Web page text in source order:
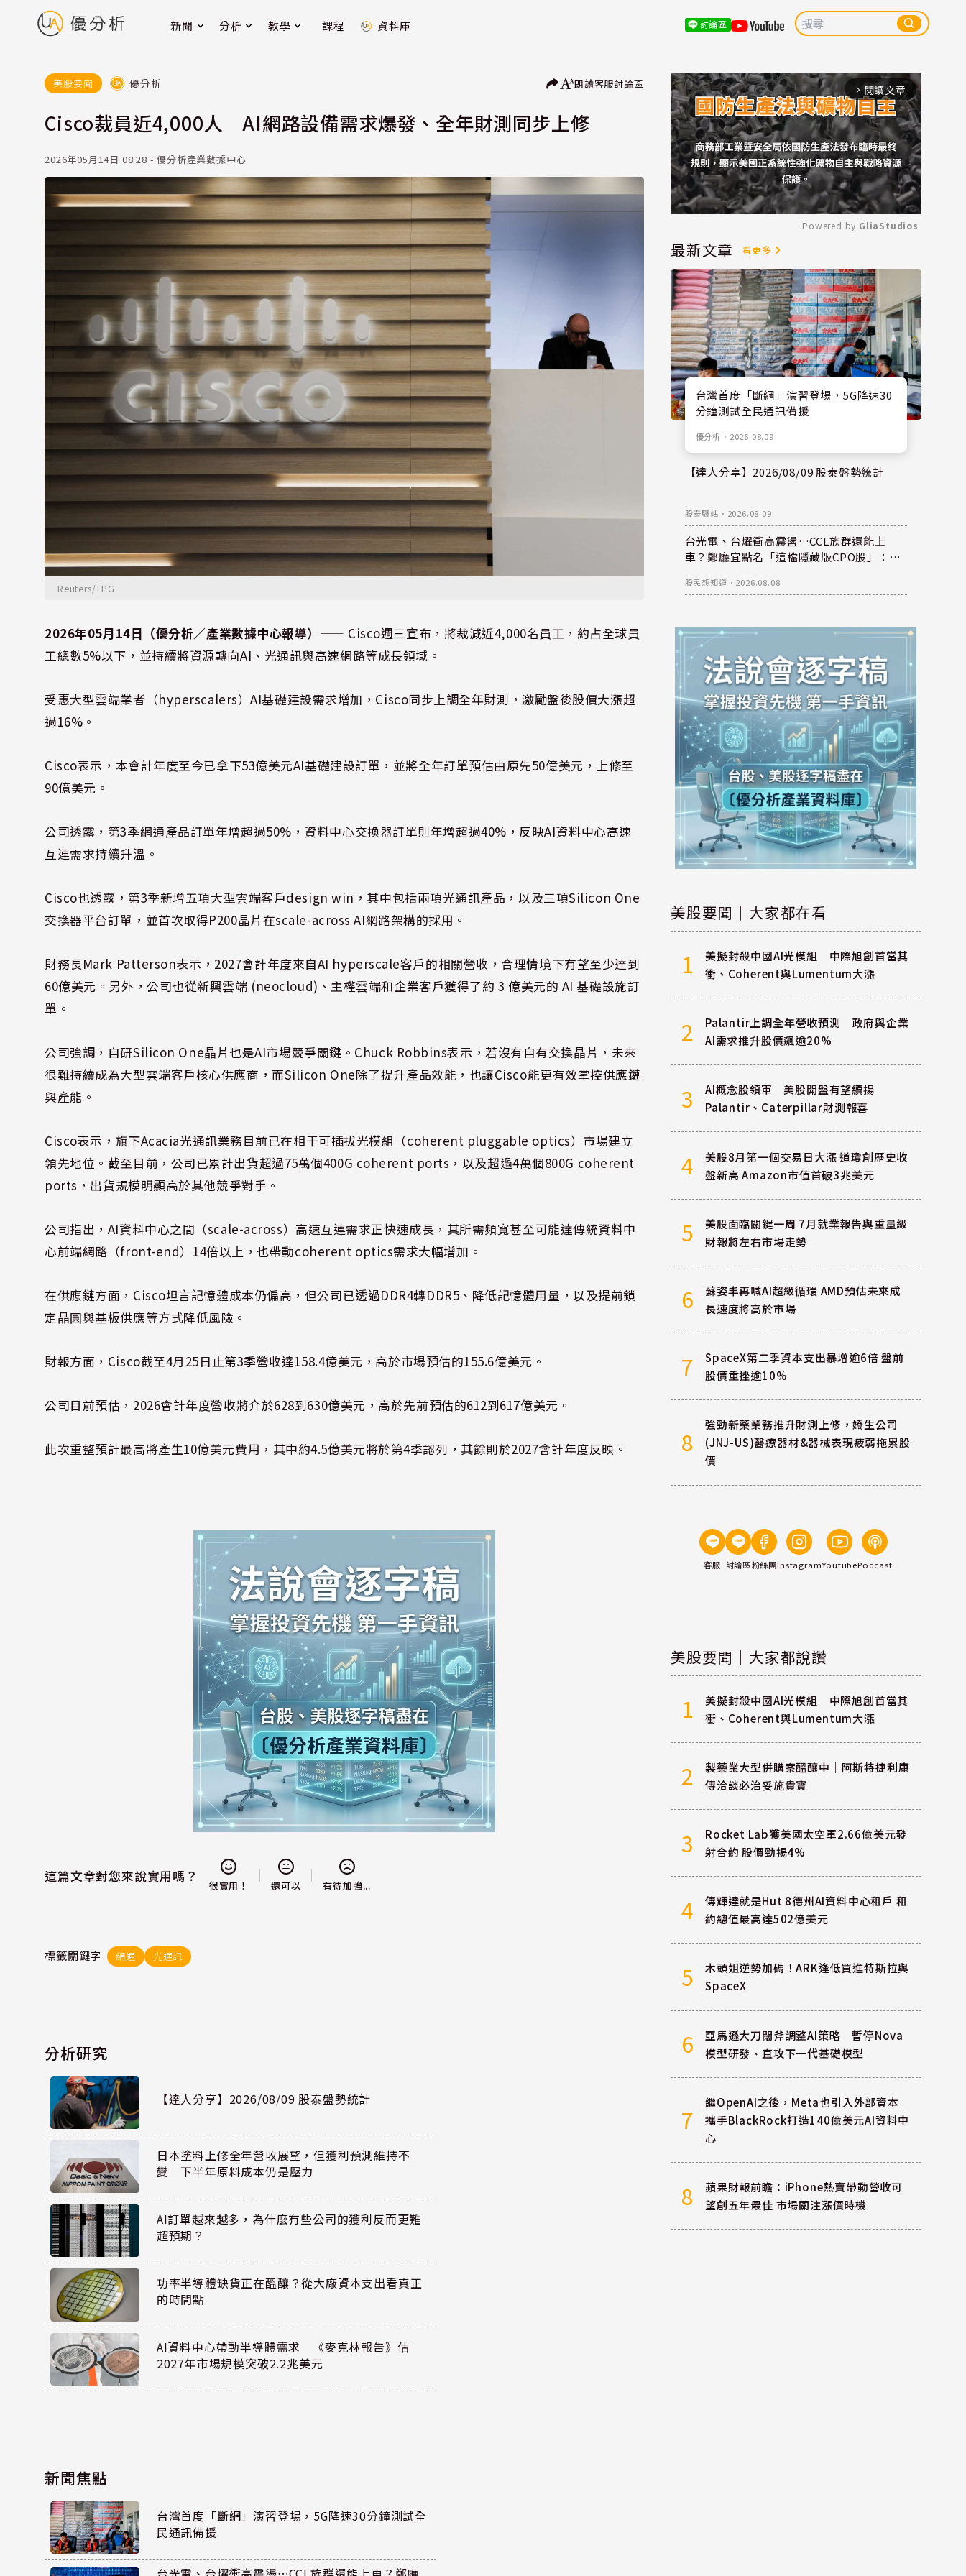
新聞 分析 教學 課程 資料庫 討論區
美股要聞 優分析 朗讀客服討論區
Cisco裁員近4,000人 AI網路設備需求爆發、全年財測同步上修
2026年05月14日 08:28 - 優分析產業數據中心
Reuters/TPG
2026年05月14日（優分析／產業數據中心報導） ⸺ Cisco週三宣布，將裁減近4,000名員工，約占全球員
工總數5%以下，並持續將資源轉向AI、光通訊與高速網路等成長領域。
受惠大型雲端業者（hyperscalers）AI基礎建設需求增加，Cisco同步上調全年財測，激勵盤後股價大漲超
過16%。
Cisco表示，本會計年度至今已拿下53億美元AI基礎建設訂單，並將全年訂單預估由原先50億美元，上修至
90億美元。
公司透露，第3季網通產品訂單年增超過50%，資料中心交換器訂單則年增超過40%，反映AI資料中心高速
互連需求持續升溫。
Cisco也透露，第3季新增五項大型雲端客戶design win，其中包括兩項光通訊產品，以及三項Silicon One
交換器平台訂單，並首次取得P200晶片在scale-across AI網路架構的採用。
財務長Mark Patterson表示，2027會計年度來自AI hyperscale客戶的相關營收，合理情境下有望至少達到
60億美元。另外，公司也從新興雲端 (neocloud)、主權雲端和企業客戶獲得了約 3 億美元的 AI 基礎設施訂
單。
公司強調，自研Silicon One晶片也是AI市場競爭關鍵。Chuck Robbins表示，若沒有自有交換晶片，未來
很難持續成為大型雲端客戶核心供應商，而Silicon One除了提升產品效能，也讓Cisco能更有效掌控供應鏈
與產能。
Cisco表示，旗下Acacia光通訊業務目前已在相干可插拔光模組（coherent pluggable optics）市場建立
領先地位。截至目前，公司已累計出貨超過75萬個400G coherent ports，以及超過4萬個800G coherent
ports，出貨規模明顯高於其他競爭對手。
公司指出，AI資料中心之間（scale-across）高速互連需求正快速成長，其所需頻寬甚至可能達傳統資料中
心前端網路（front-end）14倍以上，也帶動coherent optics需求大幅增加。
在供應鏈方面，Cisco坦言記憶體成本仍偏高，但公司已透過DDR4轉DDR5、降低記憶體用量，以及提前鎖
定晶圓與基板供應等方式降低風險。
財報方面，Cisco截至4月25日止第3季營收達158.4億美元，高於市場預估的155.6億美元。
公司目前預估，2026會計年度營收將介於628到630億美元，高於先前預估的612到617億美元。
此次重整預計最高將產生10億美元費用，其中約4.5億美元將於第4季認列，其餘則於2027會計年度反映。
這篇文章對您來說實用嗎？
很實用！ 還可以 有待加強...
標籤關鍵字 網通 光通訊
分析研究
【達人分享】2026/08/09 股泰盤勢統計
日本塗料上修全年營收展望，但獲利預測維持不
變 下半年原料成本仍是壓力
AI訂單越來越多，為什麼有些公司的獲利反而更難
超預期？
功率半導體缺貨正在醞釀？從大廠資本支出看真正
的時間點
AI資料中心帶動半導體需求 《麥克林報告》估
2027年市場規模突破2.2兆美元
新聞焦點
台灣首度「斷網」演習登場，5G降速30分鐘測試全
民通訊備援
arrow_forward_ios 閱讀文章
Mute
Powered by GliaStudios
最新文章 看更多
台灣首度「斷網」演習登場，5G降速30
分鐘測試全民通訊備援
優分析 ． 2026.08.09
【達人分享】2026/08/09 股泰盤勢統計
股泰驛站 ． 2026.08.09
台光電、台燿衝高震盪…CCL族群還能上
車？鄭廳宜點名「這檔隱藏版CPO股」：每
股民想知道 ． 2026.08.08
美股要聞｜大家都在看
1
美擬封殺中國AI光模組 中際旭創首當其
衝、Coherent與Lumentum大漲
2
Palantir上調全年營收預測 政府與企業
AI需求推升股價飆逾20%
3
AI概念股領軍 美股開盤有望續揚
Palantir、Caterpillar財測報喜
4
美股8月第一個交易日大漲 道瓊創歷史收
盤新高 Amazon市值首破3兆美元
5
美股面臨關鍵一周 7月就業報告與重量級
財報將左右市場走勢
6
蘇姿丰再喊AI超級循環 AMD預估未來成
長速度將高於市場
7
SpaceX第二季資本支出暴增逾6倍 盤前
股價重挫逾10%
8
強勁新藥業務推升財測上修，嬌生公司
(JNJ-US)醫療器材&器械表現疲弱拖累股
價
客服 討論區粉絲團InstagramYoutubePodcast
美股要聞｜大家都說讚
1
美擬封殺中國AI光模組 中際旭創首當其
衝、Coherent與Lumentum大漲
2
製藥業大型併購案醞釀中｜阿斯特捷利康
傳洽談必治妥施貴寶
3
Rocket Lab獲美國太空軍2.66億美元發
射合約 股價勁揚4%
4
傳輝達就是Hut 8德州AI資料中心租戶 租
約總值最高達502億美元
5
木頭姐逆勢加碼！ARK逢低買進特斯拉與
SpaceX
6
亞馬遜大刀闊斧調整AI策略 暫停Nova
模型研發、直攻下一代基礎模型
7
繼OpenAI之後，Meta也引入外部資本
攜手BlackRock打造140億美元AI資料中
心
8
蘋果財報前瞻：iPhone熱賣帶動營收可
望創五年最佳 市場關注漲價時機